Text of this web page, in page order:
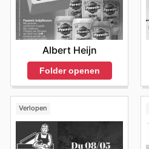
Albert Heijn
Folder openen
Verlopen